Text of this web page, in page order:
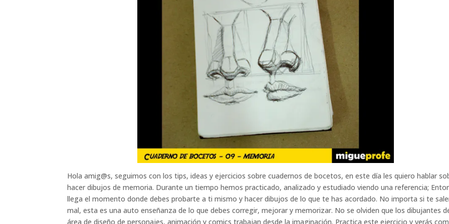
Hola amig@s, seguimos con los tips, ideas y ejercicios sobre cuadernos de bocetos, en este día les quiero hablar
hacer dibujos de memoria. Durante un tiempo hemos practicado, analizado y estudiado viendo una referencia;
llega el momento donde debes probarte a ti mismo y hacer dibujos de lo que te has acordado. No importa si te
mal, esta es una auto enseñanza de lo que debes corregir, mejorar y memorizar. No se olviden que los dibujantes
área de diseño de personajes, animación y comics trabajan desde la imaginación. Practica este ejercicio y verás